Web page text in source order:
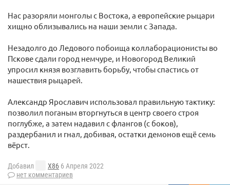
Нас разоряли монголы с Востока, а европейские рыцари
хищно облизывались на наши земли с Запада.
Незадолго до Ледового побоища коллаборационисты во
Пскове сдали город немчуре, и Новогород Великий
упросил князя возглавить борьбу, чтобы спастись от
нашествия рыцарей.
Александр Ярославич использовал правильную тактику:
позволил поганым вторгнуться в центр своего строя
поглубже, а затем надавил с флангов (с боков),
раздербанил и гнал, добивая, остатки демонов ещё семь
вёрст.
Добавил X86 6 Апреля 2022
нет комментариев